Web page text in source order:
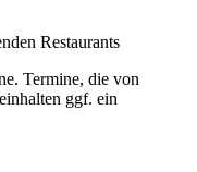
Restaurants
Termine, die von
ggf. ein